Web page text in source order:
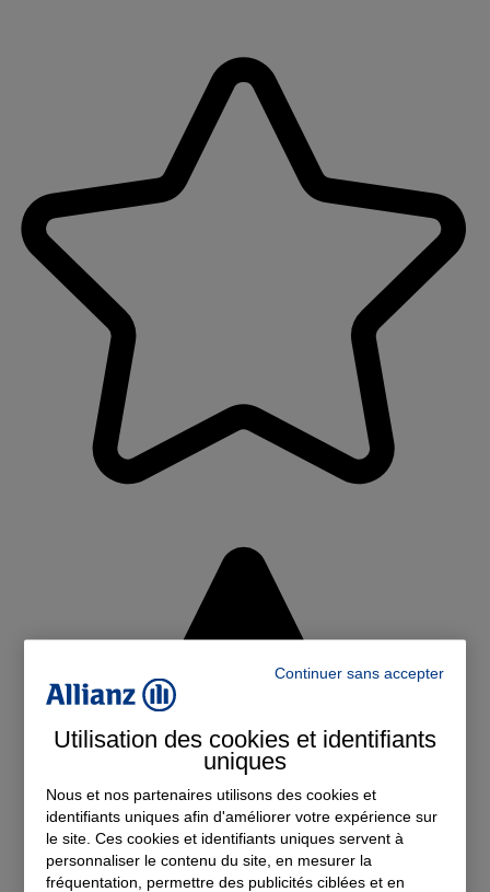
Continuer sans accepter
Utilisation des cookies et identifiants
uniques
Nous et nos partenaires utilisons des cookies et
identifiants uniques afin d'améliorer votre expérience sur
le site. Ces cookies et identifiants uniques servent à
personnaliser le contenu du site, en mesurer la
fréquentation, permettre des publicités ciblées et en